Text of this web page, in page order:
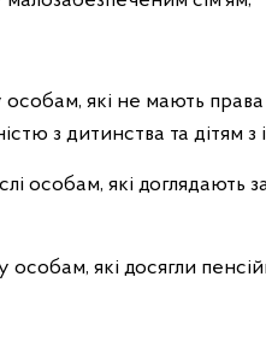
які не мають
з дитинства та дітям з
особам, які доглядають
які досягли